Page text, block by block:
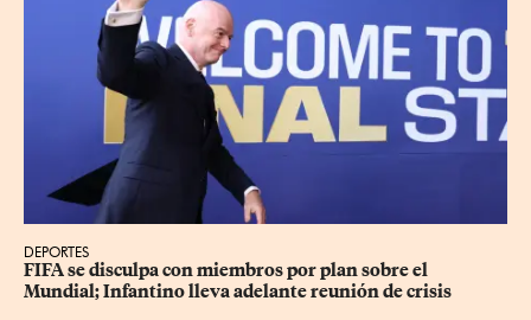
DEPORTES
FIFA se disculpa con miembros por plan sobre el
Mundial; Infantino lleva adelante reunión de crisis